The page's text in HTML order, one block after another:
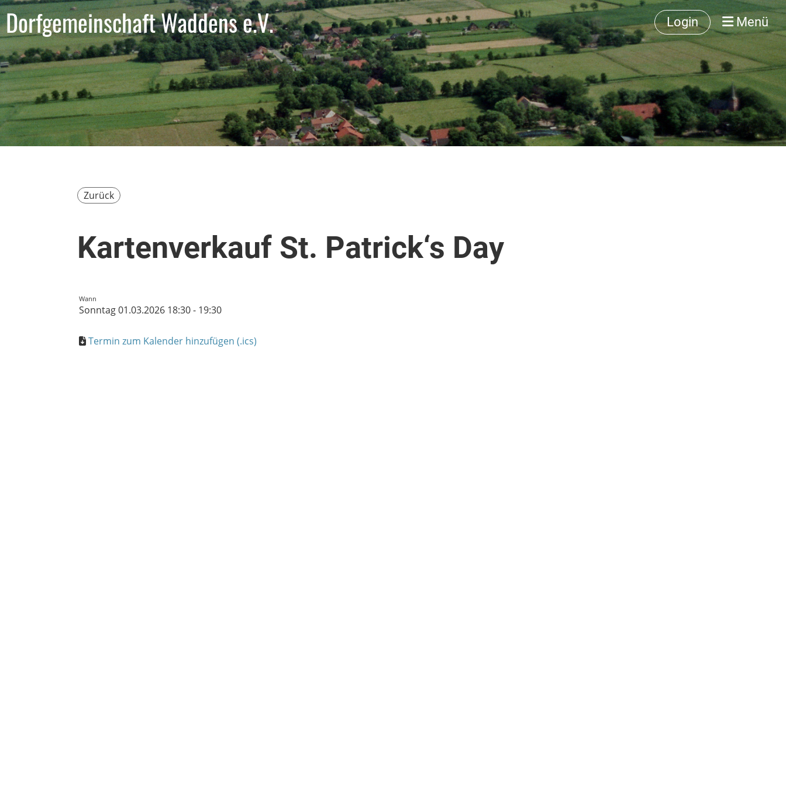
Dorfgemeinschaft Waddens e.V. Login Menü
Zurück
Kartenverkauf St. Patrick‘s Day
Wann
Sonntag 01.03.2026 18:30 - 19:30
Termin zum Kalender hinzufügen (.ics)